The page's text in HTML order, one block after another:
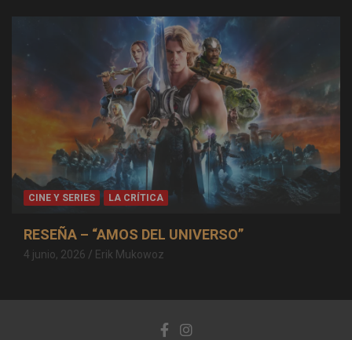
CINE Y SERIES LA CRÍTICA
RESEÑA – “AMOS DEL UNIVERSO”
4 junio, 2026 Erik Mukowoz